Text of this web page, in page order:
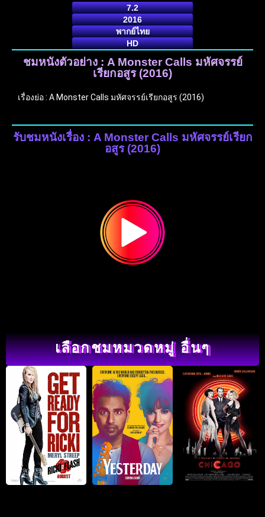
7.2
2016
พากย์ไทย
HD
ชมหนังตัวอย่าง : A Monster Calls มหัศจรรย์
เรียกอสูร (2016)
เรื่องย่อ : A Monster Calls มหัศจรรย์เรียกอสูร (2016)
รับชมหนังเรื่อง : A Monster Calls มหัศจรรย์เรียก
อสูร (2016)
เลือกชมหมวดหมู่ อื่นๆ